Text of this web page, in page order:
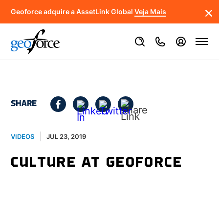
Geoforce adquire a AssetLink GlobalVeja Mais
SHARE
VIDEOS JUL 23, 2019
CULTURE AT GEOFORCE